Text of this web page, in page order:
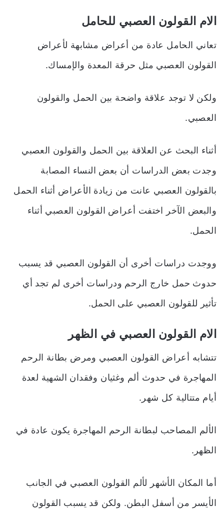
الام القولون العصبي للحامل
تعاني الحامل عادة من أعراض مشابهة لأعراض
القولون العصبي مثل حرقة المعدة والإمساك.
ولكن لا توجد علاقة واضحة بين الحمل والقولون
العصبي.
أثناء البحث عن العلاقة بين الحمل والقولون العصبي
وجدت بعض الدراسات أن بعض النساء المصابة
بالقولون العصبي عانت من زيادة الأعراض أثناء الحمل
والبعض الآخر اختفت أعراض القولون العصبي أثناء
الحمل.
ووجدت دراسات أخرى أن القولون العصبي قد يسبب
حدوث حمل خارج الرحم ودراسات أخرى لم تجد أي
تأثير للقولون العصبي على الحمل.
الام القولون العصبي في الظهر
تتشابه أعراض القولون العصبي ومرض بطانة الرحم
المهاجرة في حدوث ألم وغثيان وفقدان الشهية لعدة
أيام متتالية كل شهر.
الألم المصاحب لبطانة الرحم المهاجرة يكون عادة في
الظهر.
أما المكان الأشهر لألم القولون العصبي في الجانب
الأيسر من أسفل البطن. ولكن قد يسبب القولون